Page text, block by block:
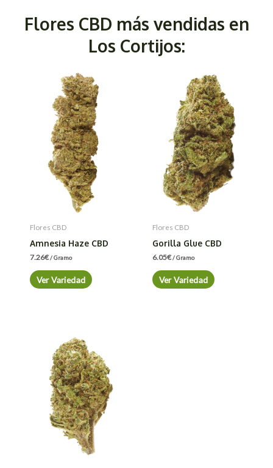
Flores CBD más vendidas en
Los Cortijos:
Flores CBD
Amnesia Haze CBD
7.26€/ Gramo
Ver Variedad
Flores CBD
Gorilla Glue CBD
6.05€/ Gramo
Ver Variedad